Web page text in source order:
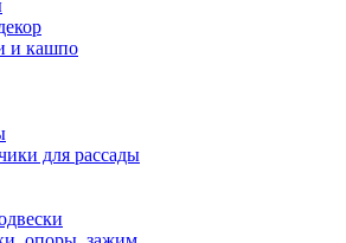
и кашпо
для рассады